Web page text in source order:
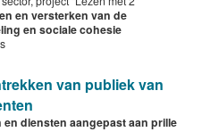
en versterken van de
en sociale cohesie
van publiek van
diensten aangepast aan prille